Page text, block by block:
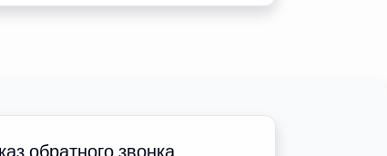
обратного звонка